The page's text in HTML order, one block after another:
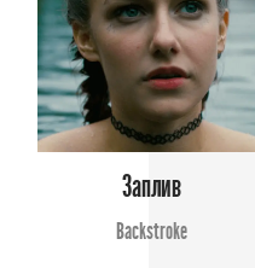
Заплив
Backstroke